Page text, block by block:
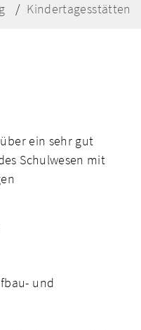
Kindertagesstätten
ein sehr gut
Schulwesen mit
und